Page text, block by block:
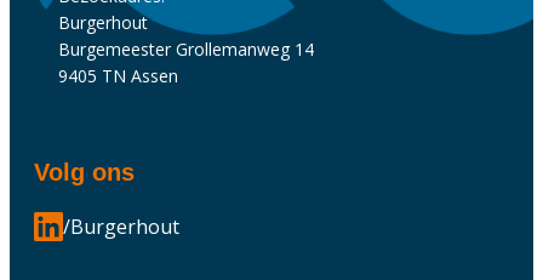
Burgerhout
Burgemeester Grollemanweg 14
9405 TN Assen
Volg ons
/Burgerhout